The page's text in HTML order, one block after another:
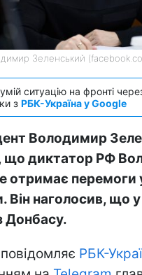
Зеленський
ситуацію на фронті
з РБК-Україна у Google
Володимир
що диктатор РФ
отримає перемоги
Він наголосив, що у
Донбасу.
РБК-